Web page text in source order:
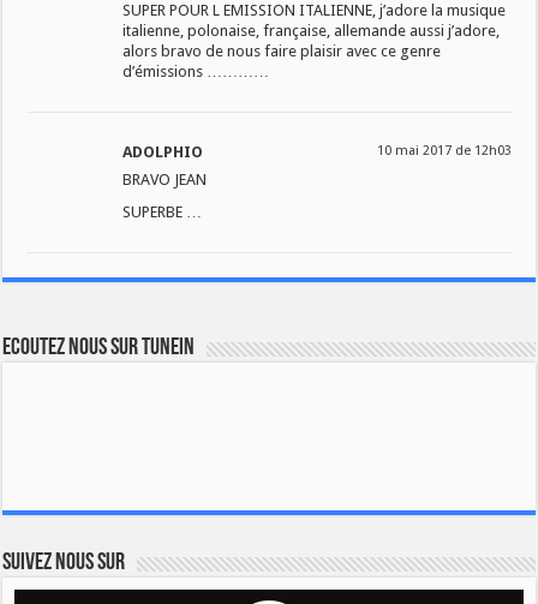
SUPER POUR L EMISSION ITALIENNE, j’adore la musique
italienne, polonaise, française, allemande aussi j’adore,
alors bravo de nous faire plaisir avec ce genre
d’émissions …………
ADOLPHIO 10 mai 2017 de 12h03
BRAVO JEAN
SUPERBE …
Ecoutez nous sur TuneIn
Suivez nous sur